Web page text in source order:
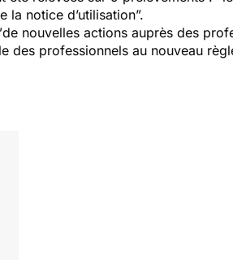
la notice d’utilisation”.
de nouvelles actions auprès des
des professionnels au nouveau